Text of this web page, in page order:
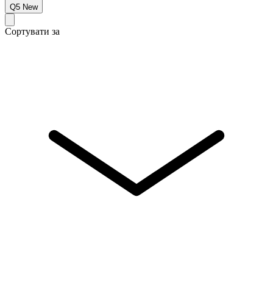
Q5 New
Сортувати за